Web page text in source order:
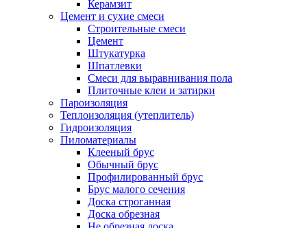
Керамзит
Цемент и сухие смеси
Строительные смеси
Цемент
Штукатурка
Шпатлевки
Смеси для выравнивания пола
Плиточные клеи и затирки
Пароизоляция
Теплоизоляция (утеплитель)
Гидроизоляция
Пиломатериалы
Клееный брус
Обычный брус
Профилированный брус
Брус малого сечения
Доска строганная
Доска обрезная